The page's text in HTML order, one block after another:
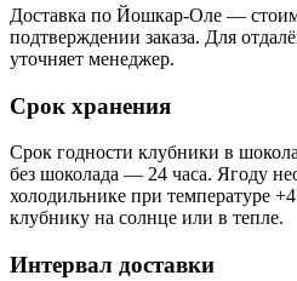
Доставка по Йошкар-Оле —
подтверждении заказа. Для
уточняет менеджер.
Срок хранения
Срок годности клубники в
без шоколада — 24 часа. Ягоду
холодильнике при температуре
клубнику на солнце или в тепле.
Интервал доставки